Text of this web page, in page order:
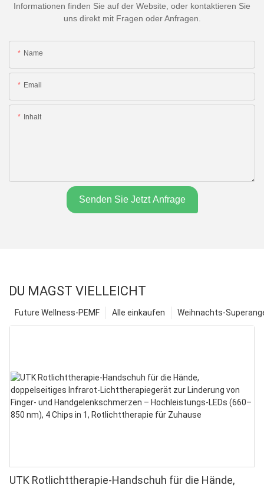
Informationen finden Sie auf der Website, oder kontaktieren Sie
uns direkt mit Fragen oder Anfragen.
Name
Email
Inhalt
Senden Sie Jetzt Anfrage
DU MAGST VIELLEICHT
Weihnachts-
Alle einkaufen
Future Wellness-PEMF
UTK Rotlichttherapie-Handschuh für die Hände,